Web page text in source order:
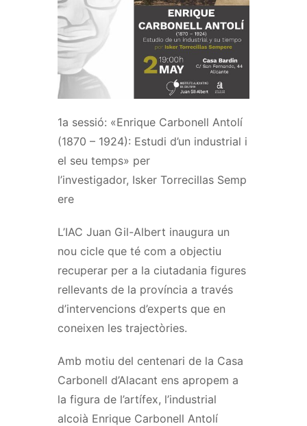
1a sessió: «Enrique Carbonell Antolí
(1870 – 1924): Estudi d’un industrial i
el seu temps» per
l’investigador, Isker Torrecillas Semp
ere
L’IAC Juan Gil-Albert inaugura un
nou cicle que té com a objectiu
recuperar per a la ciutadania figures
rellevants de la província a través
d’intervencions d’experts que en
coneixen les trajectòries.
Amb motiu del centenari de la Casa
Carbonell d’Alacant ens apropem a
la figura de l’artífex, l’industrial
alcoià Enrique Carbonell Antolí